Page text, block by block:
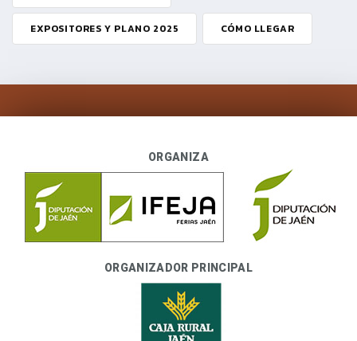
EXPOSITORES Y PLANO 2025 CÓMO LLEGAR
ORGANIZA
ORGANIZADOR PRINCIPAL